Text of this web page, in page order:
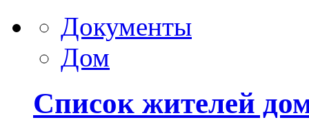
Документы
Дом
Список жителей